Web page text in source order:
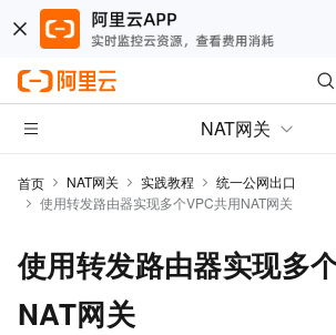
NAT网关
首页 NAT网关 实践教程
统一公网出口
使用转发路由器实现多个VPC共用NAT网关
使用转发路由器实现多
NAT网关